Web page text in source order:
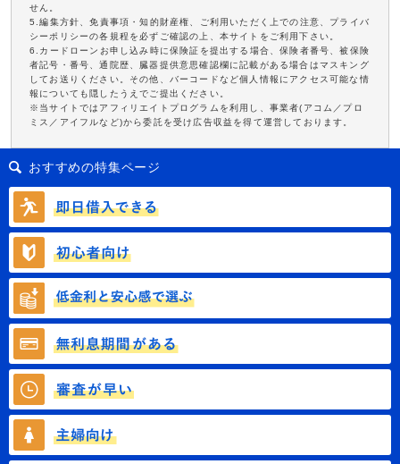
せん。
5.編集方針、免責事項・知的財産権、ご利用いただく上での注意、プライバ
シーポリシーの各規程を必ずご確認の上、本サイトをご利用下さい。
6.カードローンお申し込み時に保険証を提出する場合、保険者番号、被保険
者記号・番号、通院歴、臓器提供意思確認欄に記載がある場合はマスキング
してお送りください。その他、バーコードなど個人情報にアクセス可能な情
報についても隠したうえでご提出ください。
※当サイトではアフィリエイトプログラムを利用し、事業者(アコム／プロ
ミス／アイフルなど)から委託を受け広告収益を得て運営しております。
おすすめの特集ページ